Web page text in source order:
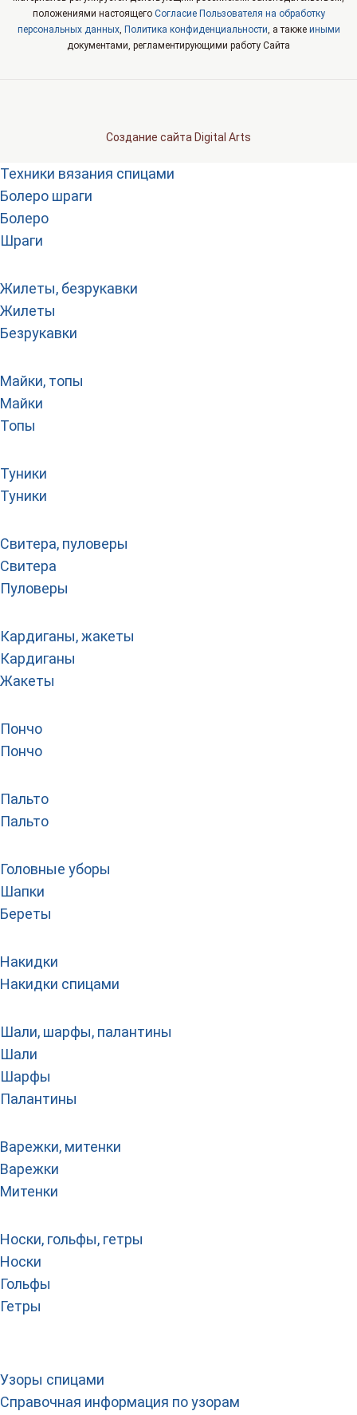
положениями настоящего Согласие Пользователя на обработку
персональных данных, Политика конфиденциальности, а также иными
документами, регламентирующими работу Сайта
Создание сайта Digital Arts
Техники вязания спицами
Болеро шраги
Болеро
Шраги
Жилеты, безрукавки
Жилеты
Безрукавки
Майки, топы
Майки
Топы
Туники
Туники
Свитера, пуловеры
Свитера
Пуловеры
Кардиганы, жакеты
Кардиганы
Жакеты
Пончо
Пончо
Пальто
Пальто
Головные уборы
Шапки
Береты
Накидки
Накидки спицами
Шали, шарфы, палантины
Шали
Шарфы
Палантины
Варежки, митенки
Варежки
Митенки
Носки, гольфы, гетры
Носки
Гольфы
Гетры
Узоры спицами
Справочная информация по узорам